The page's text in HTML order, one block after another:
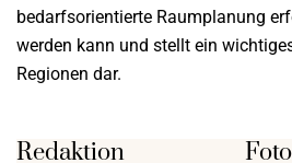
bedarfsorientierte Raumplanung
werden kann und stellt ein
Regionen dar.
Redaktion